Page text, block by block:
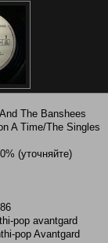
The Banshees
A Time/The Singles
(уточняйте)
pop avantgard
pop Avantgard